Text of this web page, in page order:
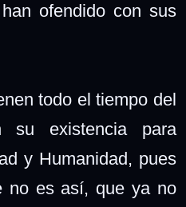
ofendido con sus
todo el tiempo del
su existencia para
y Humanidad, pues
no es así, que ya no